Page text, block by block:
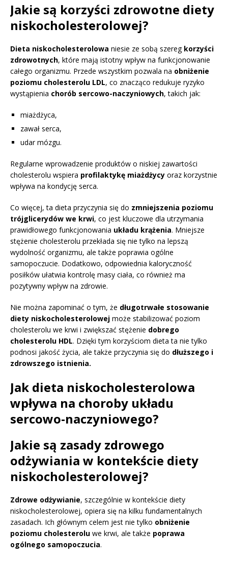
Jakie są korzyści zdrowotne diety
niskocholesterolowej?
Dieta niskocholesterolowa niesie ze sobą szereg korzyści
zdrowotnych, które mają istotny wpływ na funkcjonowanie
całego organizmu. Przede wszystkim pozwala na obniżenie
poziomu cholesterolu LDL, co znacząco redukuje ryzyko
wystąpienia chorób sercowo-naczyniowych, takich jak:
miażdżyca,
zawał serca,
udar mózgu.
Regularne wprowadzenie produktów o niskiej zawartości
cholesterolu wspiera profilaktykę miażdżycy oraz korzystnie
wpływa na kondycję serca.
Co więcej, ta dieta przyczynia się do zmniejszenia poziomu
trójglicerydów we krwi, co jest kluczowe dla utrzymania
prawidłowego funkcjonowania układu krążenia. Mniejsze
stężenie cholesterolu przekłada się nie tylko na lepszą
wydolność organizmu, ale także poprawia ogólne
samopoczucie. Dodatkowo, odpowiednia kaloryczność
posiłków ułatwia kontrolę masy ciała, co również ma
pozytywny wpływ na zdrowie.
Nie można zapominać o tym, że długotrwałe stosowanie
diety niskocholesterolowej może stabilizować poziom
cholesterolu we krwi i zwiększać stężenie dobrego
cholesterolu HDL. Dzięki tym korzyściom dieta ta nie tylko
podnosi jakość życia, ale także przyczynia się do dłuższego i
zdrowszego istnienia.
Jak dieta niskocholesterolowa
wpływa na choroby układu
sercowo-naczyniowego?
Jakie są zasady zdrowego
odżywiania w kontekście diety
niskocholesterolowej?
Zdrowe odżywianie, szczególnie w kontekście diety
niskocholesterolowej, opiera się na kilku fundamentalnych
zasadach. Ich głównym celem jest nie tylko obniżenie
poziomu cholesterolu we krwi, ale także poprawa
ogólnego samopoczucia.